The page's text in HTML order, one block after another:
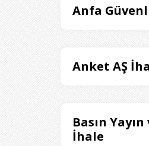
Anfa
Anket AŞ
Basın
İhale